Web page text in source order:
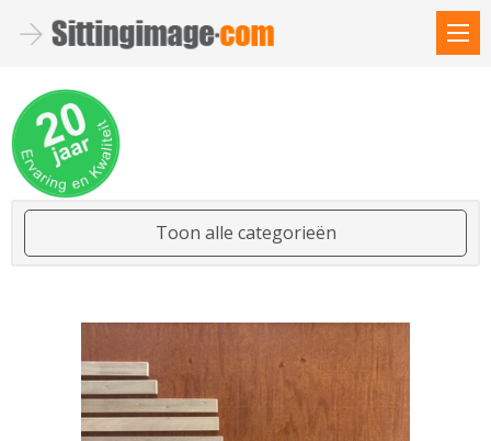
Toon alle categorieën